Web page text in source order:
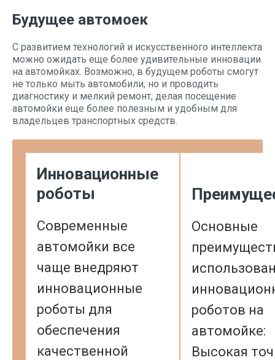
Будущее автомоек
С развитием технологий и искусственного интеллекта
можно ожидать еще более удивительные инновации
на автомойках. Возможно, в будущем роботы смогут
не только мыть автомобили, но и проводить
диагностику и мелкий ремонт, делая посещение
автомойки еще более полезным и удобным для
владельцев транспортных средств.
Инновационные
роботы
Современные
автомойки все
чаще внедряют
инновационные
роботы для
обеспечения
качественной
Основные
роботов на
автомойке:
Высокая